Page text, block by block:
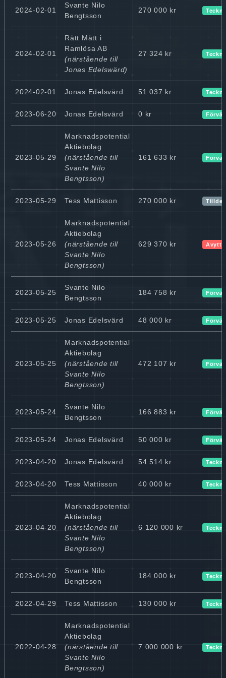
2024-02-01
Svante Nilo
Bengtsson
270 000 kr
2024-02-01
Rätt Mätt i
Ramlösa AB
(närstående till
Jonas Edelswärd)
27 324 kr
2024-02-01 Jonas Edelsvärd 51 037 kr
2023-06-20 Jonas Edelsvärd 0 kr
2023-05-29
Marknadspotential
Aktiebolag
(närstående till
Svante Nilo
Bengtsson)
161 633 kr
2023-05-29 Tess Mattisson 270 000 kr
2023-05-26
Marknadspotential
Aktiebolag
(närstående till
Svante Nilo
Bengtsson)
629 370 kr
2023-05-25
Svante Nilo
Bengtsson
184 758 kr
2023-05-25 Jonas Edelsvärd 48 000 kr
2023-05-25
Marknadspotential
Aktiebolag
(närstående till
Svante Nilo
Bengtsson)
472 107 kr
2023-05-24
Svante Nilo
Bengtsson
166 883 kr
2023-05-24 Jonas Edelsvärd 50 000 kr
2023-04-20 Jonas Edelsvärd 54 514 kr
2023-04-20 Tess Mattisson 40 000 kr
2023-04-20
Marknadspotential
Aktiebolag
(närstående till
Svante Nilo
Bengtsson)
6 120 000 kr
2023-04-20
Svante Nilo
Bengtsson
184 000 kr
2022-04-29 Tess Mattisson 130 000 kr
2022-04-28
Marknadspotential
Aktiebolag
(närstående till
Svante Nilo
Bengtsson)
7 000 000 kr